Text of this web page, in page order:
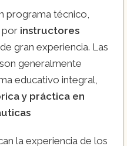
programa técnico,
por instructores
gran experiencia. Las
generalmente
educativo integral,
y práctica en
la experiencia de los